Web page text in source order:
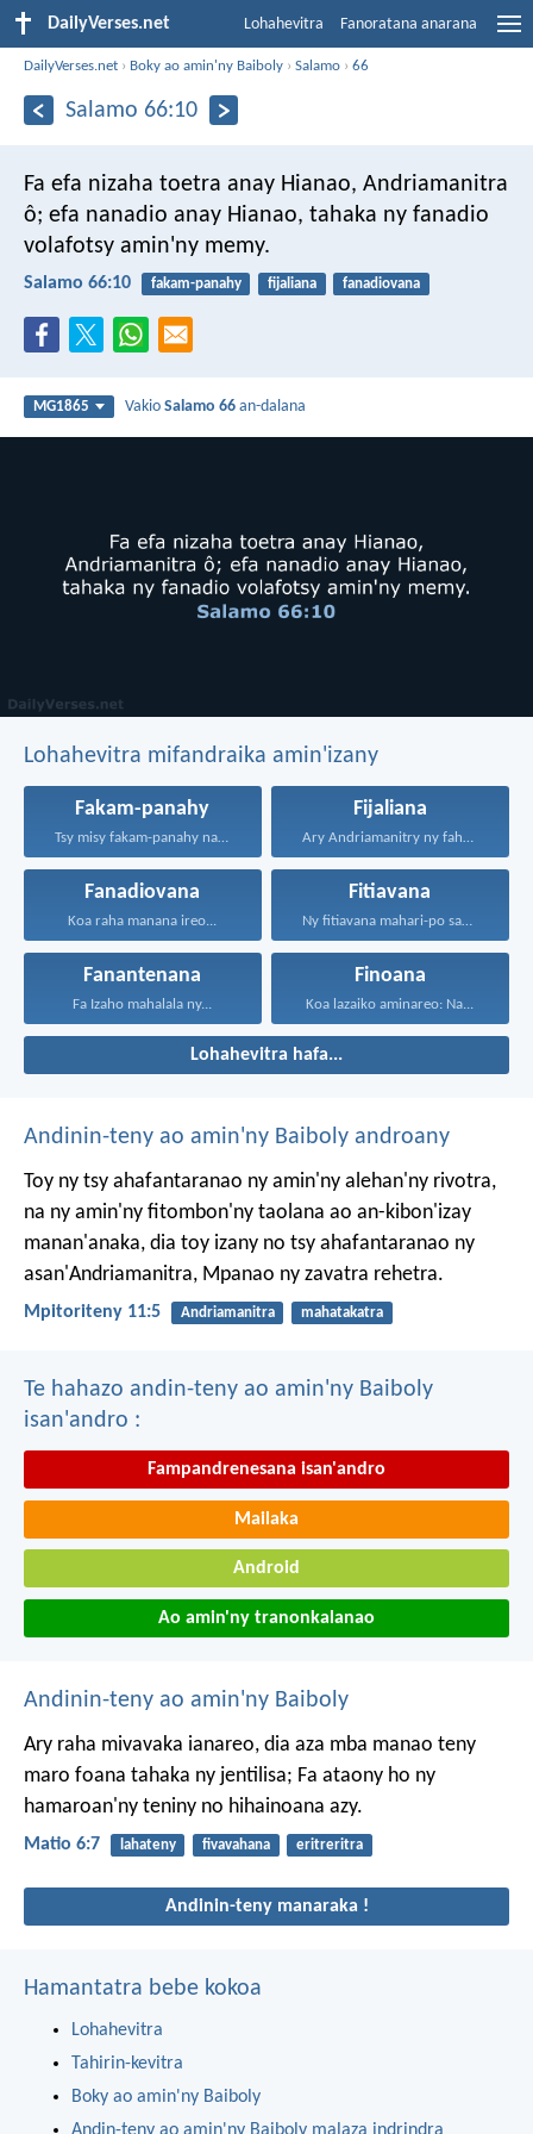
DailyVerses.net Lohahevitra Fanoratana anarana
DailyVerses.net › Boky ao amin'ny Baiboly ›Salamo ›66
Salamo 66:10
Fa efa nizaha toetra anay Hianao, Andriamanitra
ô; efa nanadio anay Hianao, tahaka ny fanadio
volafotsy amin'ny memy.
Salamo 66:10 fakam-panahy fijaliana fanadiovana
MG1865 VakioSalamo 66 an-dalana
Lohahevitra mifandraika amin'izany
Fakam-panahy
Tsy misy fakam-panahy nahazo...
Fijaliana
Ary Andriamanitry ny fahasoavana...
Fanadiovana
Koa raha manana ireo...
Fitiavana
Ny fitiavana mahari-po sady...
Fanantenana
Fa Izaho mahalala ny...
Finoana
Koa lazaiko aminareo: Na...
Lohahevitra hafa...
Andinin-teny ao amin'ny Baiboly androany
Toy ny tsy ahafantaranao ny amin'ny alehan'ny rivotra,
na ny amin'ny fitombon'ny taolana ao an-kibon'izay
manan'anaka, dia toy izany no tsy ahafantaranao ny
asan'Andriamanitra, Mpanao ny zavatra rehetra.
Mpitoriteny 11:5 Andriamanitra mahatakatra
Te hahazo andin-teny ao amin'ny Baiboly
isan'andro :
Fampandrenesana isan'andro
Mailaka
Android
Ao amin'ny tranonkalanao
Andinin-teny ao amin'ny Baiboly
Ary raha mivavaka ianareo, dia aza mba manao teny
maro foana tahaka ny jentilisa; Fa ataony ho ny
hamaroan'ny teniny no hihainoana azy.
Matio 6:7 lahateny fivavahana eritreritra
Andinin-teny manaraka !
Hamantatra bebe kokoa
Lohahevitra
Tahirin-kevitra
Boky ao amin'ny Baiboly